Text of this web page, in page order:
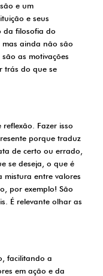
e um
e seus
da filosofia do
mas ainda não são
as motivações
trás do que se
reflexão. Fazer isso
porque traduz
de certo ou errado,
se deseja, o que é
mistura entre valores
por exemplo! São
É relevante olhar as
facilitando a
em ação e da